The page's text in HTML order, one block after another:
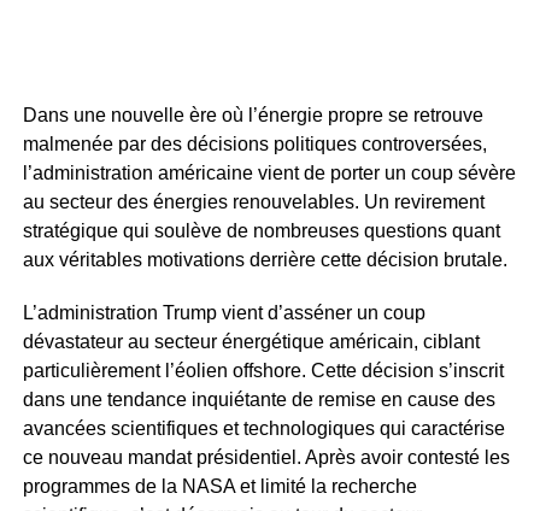
Dans une nouvelle ère où l’énergie propre se retrouve
malmenée par des décisions politiques controversées,
l’administration américaine vient de porter un coup sévère
au secteur des énergies renouvelables. Un revirement
stratégique qui soulève de nombreuses questions quant
aux véritables motivations derrière cette décision brutale.
L’administration Trump vient d’asséner un coup
dévastateur au secteur énergétique américain, ciblant
particulièrement l’éolien offshore. Cette décision s’inscrit
dans une tendance inquiétante de remise en cause des
avancées scientifiques et technologiques qui caractérise
ce nouveau mandat présidentiel. Après avoir contesté les
programmes de la NASA et limité la recherche